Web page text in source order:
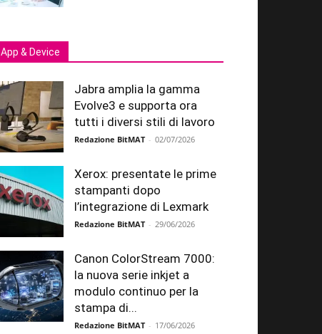
App & Device
Jabra amplia la gamma
Evolve3 e supporta ora
tutti i diversi stili di lavoro
Redazione BitMAT - 02/07/2026
Xerox: presentate le prime
stampanti dopo
l’integrazione di Lexmark
Redazione BitMAT - 29/06/2026
Canon ColorStream 7000:
la nuova serie inkjet a
modulo continuo per la
stampa di...
Redazione BitMAT - 17/06/2026